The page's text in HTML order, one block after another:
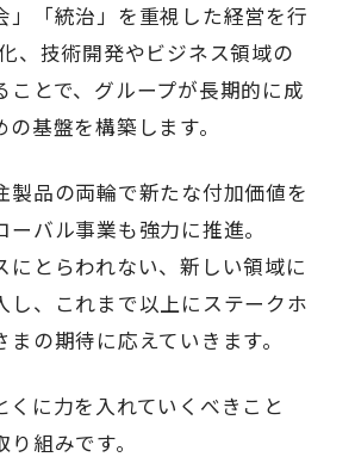
」「統治」を重視した経営を行
、技術開発やビジネス領域の
ことで、グループが長期的に成
基盤を構築します。
製品の両輪で新たな付加価値を
バル事業も強力に推進。
にとらわれない、新しい領域に
し、これまで以上にステークホ
の期待に応えていきます。
くに力を入れていくべきこと
組みです。